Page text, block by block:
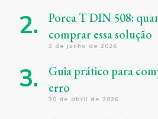
Porca T DIN 508:
comprar essa solução
3 de junho de 2026
Guia prático para
erro
30 de abril de 2026